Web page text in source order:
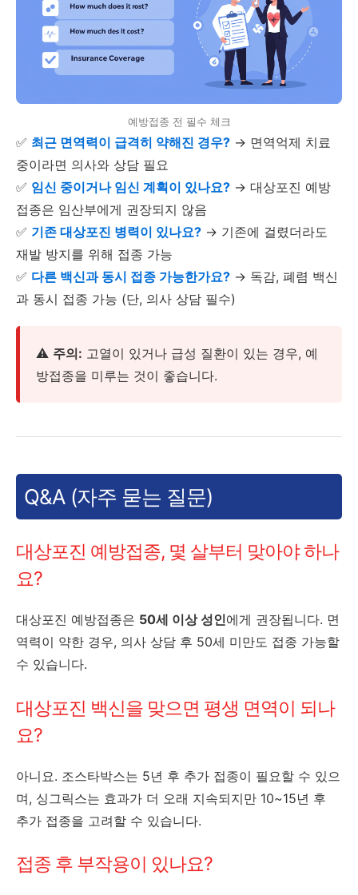
예방접종 전 필수 체크
✅ 최근 면역력이 급격히 약해진 경우? → 면역억제 치료
중이라면 의사와 상담 필요
✅ 임신 중이거나 임신 계획이 있나요? → 대상포진 예방
접종은 임산부에게 권장되지 않음
✅ 기존 대상포진 병력이 있나요? → 기존에 걸렸더라도
재발 방지를 위해 접종 가능
✅ 다른 백신과 동시 접종 가능한가요? → 독감, 폐렴 백신
과 동시 접종 가능 (단, 의사 상담 필수)
⚠️ 주의: 고열이 있거나 급성 질환이 있는 경우, 예
방접종을 미루는 것이 좋습니다.
Q&A (자주 묻는 질문)
대상포진 예방접종, 몇 살부터 맞아야 하나
요?
대상포진 예방접종은 50세 이상 성인에게 권장됩니다. 면
역력이 약한 경우, 의사 상담 후 50세 미만도 접종 가능할
수 있습니다.
대상포진 백신을 맞으면 평생 면역이 되나
요?
아니요. 조스타박스는 5년 후 추가 접종이 필요할 수 있으
며, 싱그릭스는 효과가 더 오래 지속되지만 10~15년 후
추가 접종을 고려할 수 있습니다.
접종 후 부작용이 있나요?